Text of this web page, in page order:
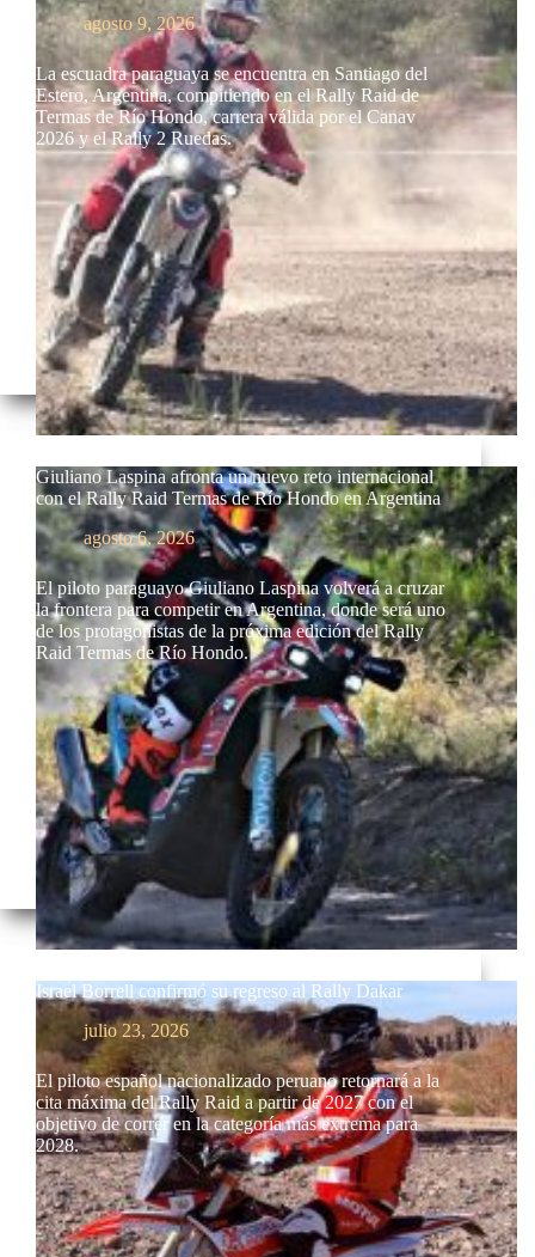
agosto 9, 2026
La escuadra paraguaya se encuentra en Santiago del
Estero, Argentina, compitiendo en el Rally Raid de
Termas de Río Hondo, carrera válida por el Canav
2026 y el Rally 2 Ruedas.
Giuliano Laspina afronta un nuevo reto internacional
con el Rally Raid Termas de Río Hondo en Argentina
agosto 6, 2026
El piloto paraguayo Giuliano Laspina volverá a cruzar
la frontera para competir en Argentina, donde será uno
de los protagonistas de la próxima edición del Rally
Raid Termas de Río Hondo.
Israel Borrell confirmó su regreso al Rally Dakar
julio 23, 2026
El piloto español nacionalizado peruano retornará a la
cita máxima del Rally Raid a partir de 2027 con el
objetivo de correr en la categoría más extrema para
2028.